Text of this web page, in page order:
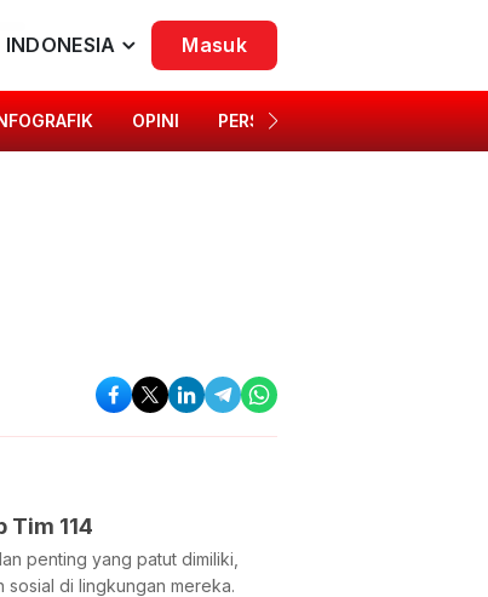
INDONESIA Masuk
OPINI PERSONA
Tim 114
penting yang patut dimiliki,
di lingkungan mereka.